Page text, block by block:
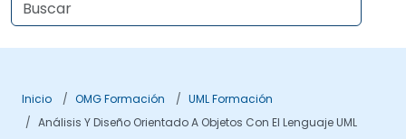
Inicio OMG Formación
UML Formación
Análisis Y Diseño Orientado A Objetos Con El Lenguaje UML